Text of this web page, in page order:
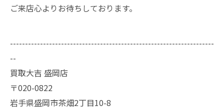
ご来店心よりお待ちしております。
--------------------------------------------------------------------
--
買取大吉 盛岡店
〒020-0822
岩手県盛岡市茶畑2丁目10-8